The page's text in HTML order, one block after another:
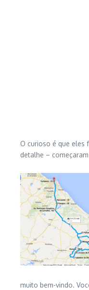
O curioso é que eles
detalhe –
muito bem-vindo.